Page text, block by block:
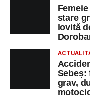
Accident pe
de 66 de ani
motocicletă
4–6
Fest, la
La locul accidentului
Sebeș, cu o
un echipaj de
primului ajutor
Polițiștii s-au
cercetărilor și
produs accidentul.
stare
lovită
Sebeș:
grav,